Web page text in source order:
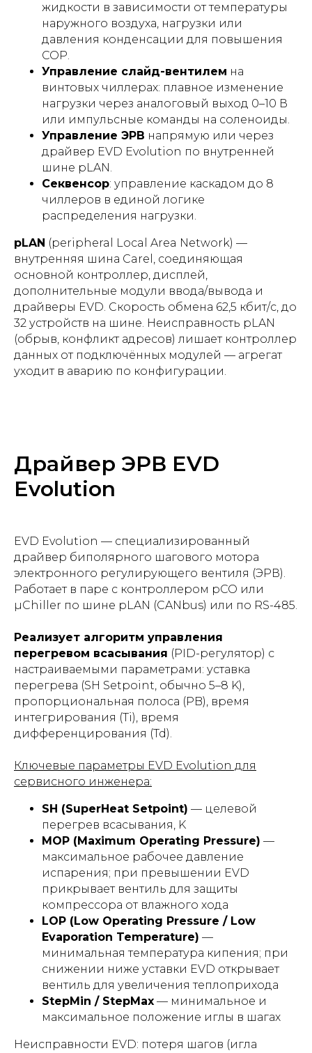
жидкости в зависимости от температуры
наружного воздуха, нагрузки или
давления конденсации для повышения
COP.
Управление слайд-вентилем на
винтовых чиллерах: плавное изменение
нагрузки через аналоговый выход 0–10 В
или импульсные команды на соленоиды.
Управление ЭРВ напрямую или через
драйвер EVD Evolution по внутренней
шине pLAN.
Секвенсор: управление каскадом до 8
чиллеров в единой логике
распределения нагрузки.
pLAN (peripheral Local Area Network) —
внутренняя шина Carel, соединяющая
основной контроллер, дисплей,
дополнительные модули ввода/вывода и
драйверы EVD. Скорость обмена 62,5 кбит/с, до
32 устройств на шине. Неисправность pLAN
(обрыв, конфликт адресов) лишает контроллер
данных от подключённых модулей — агрегат
уходит в аварию по конфигурации.
Драйвер ЭРВ EVD
Evolution
EVD Evolution — специализированный
драйвер биполярного шагового мотора
электронного регулирующего вентиля (ЭРВ).
Работает в паре с контроллером pCO или
µChiller по шине pLAN (CANbus) или по RS-485.
Реализует алгоритм управления
перегревом всасывания (PID-регулятор) с
настраиваемыми параметрами: уставка
перегрева (SH Setpoint, обычно 5–8 K),
пропорциональная полоса (PB), время
интегрирования (Ti), время
дифференцирования (Td).
Ключевые параметры EVD Evolution для
сервисного инженера:
SH (SuperHeat Setpoint) — целевой
перегрев всасывания, K
MOP (Maximum Operating Pressure) —
максимальное рабочее давление
испарения; при превышении EVD
прикрывает вентиль для защиты
компрессора от влажного хода
LOP (Low Operating Pressure / Low
Evaporation Temperature) —
минимальная температура кипения; при
снижении ниже уставки EVD открывает
вентиль для увеличения теплоприхода
StepMin / StepMax — минимальное и
максимальное положение иглы в шагах
Неисправности EVD: потеря шагов (игла